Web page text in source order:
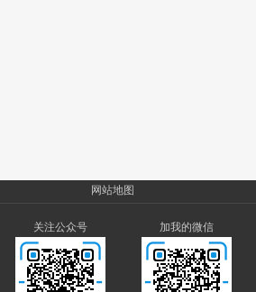
网站地图
关注公众号 加我的微信